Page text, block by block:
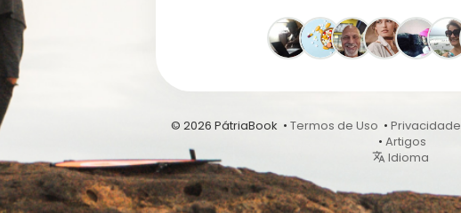
© 2026 PátriaBook • Termos de Uso • Privacidade
• Artigos
Idioma